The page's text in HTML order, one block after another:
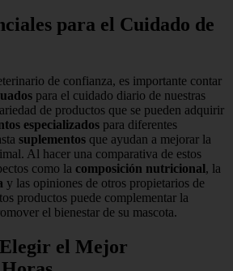
para el Cuidado de
de confianza, es importante contar
para el cuidado diario de nuestras
de productos que se pueden adquirir
especializados para diferentes
suplementos que ayudan a mejorar la
Al hacer una comparativa de estos
como la composición nutricional, la
y las opiniones de otros propietarios de
productos puede complementar la
el bienestar de su mascota.
el Mejor